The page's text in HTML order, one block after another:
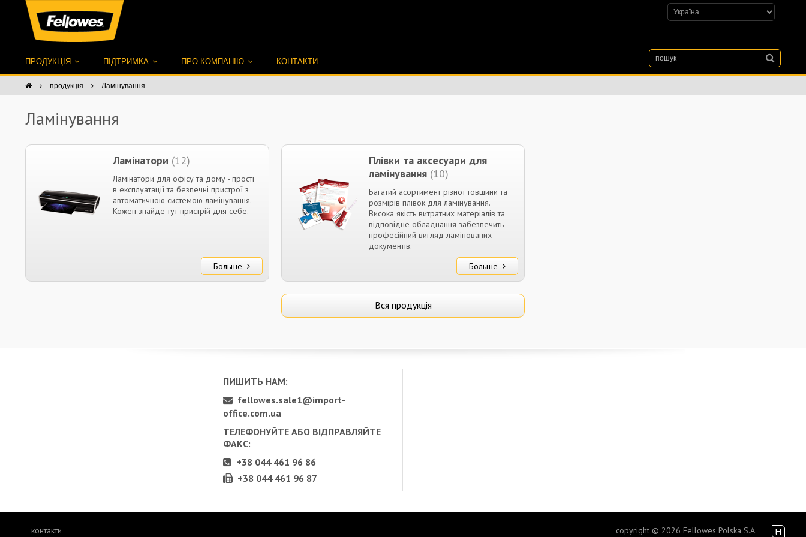
ПРОДУКЦІЯ ПІДТРИМКА ПРО КОМПАНІЮ КОНТАКТИ
продукція Ламінування
Ламінування
Ламінатори (12)
Ламінатори для офісу та дому - прості
в експлуатації та безпечні пристрої з
автоматичною системою ламінування.
Кожен знайде тут пристрій для себе.
Больше
Плівки та аксесуари для
ламінування (10)
Багатий асортимент різної товщини та
розмірів плівок для ламінування.
Висока якість витратних матеріалів та
відповідне обладнання забезпечить
професійний вигляд ламінованих
документів.
Больше
Вся продукція
ПИШИТЬ НАМ:
fellowes.sale1@import-
office.com.ua
ТЕЛЕФОНУЙТЕ АБО ВІДПРАВЛЯЙТЕ
ФАКС:
+38 044 461 96 86
+38 044 461 96 87
контакти copyright © 2026 Fellowes Polska S.A.